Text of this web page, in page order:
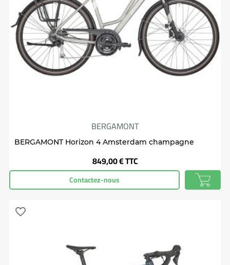
BERGAMONT
BERGAMONT Horizon 4 Amsterdam champagne
Prix
849,00 €TTC
Contactez-nous
favorite_border